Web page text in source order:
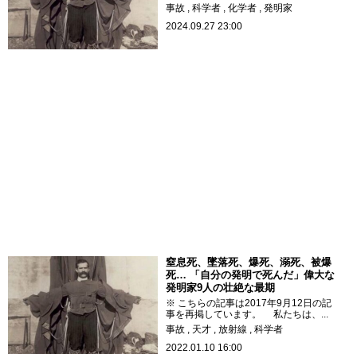
事故
科学者 化学者
発明家
2024.09.27 23:00
窒息死、墜落死、爆死、溺死、被爆
死… 「自分の発明で死んだ」偉大な
発明家9人の壮絶な最期
※ こちらの記事は2017年9月12日の記
事を再掲しています。 私たちは、...
事故
天才 放射線
科学者
2022.01.10 16:00